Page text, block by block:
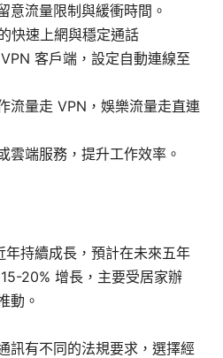
意流量限制與緩衝時間。
快速上網與穩定通話
客戶端，設定自動連線至
流量走 VPN，娛樂流量走直連
雲端服務，提升工作效率。
持續成長，預計在未來五年
20% 增長，主要受居家辦
動。
訊有不同的法規要求，選擇經